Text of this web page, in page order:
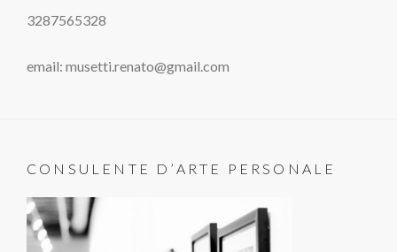
3287565328
email: musetti.renato@gmail.com
CONSULENTE D’ARTE PERSONALE